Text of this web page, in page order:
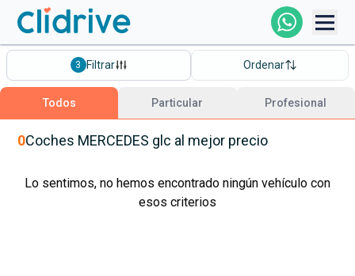
Comprar Coche
Todos Los Coches
Profesional
Particular
3 Filtrar Ordenar
Todos Particular Profesional
0Coches MERCEDES glc al mejor precio
Lo sentimos, no hemos encontrado ningún vehículo con
esos criterios